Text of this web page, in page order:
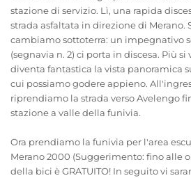
stazione di servizio. Lì, una rapida
strada asfaltata in direzione di Merano.
cambiamo sottoterra: un impegnativo
(segnavia n. 2) ci porta in discesa. Più si
diventa fantastica la vista panoramica
cui possiamo godere appieno.
riprendiamo la strada verso Avelengo
stazione a valle della funivia.
Ora prendiamo la funivia per l'area
Merano 2000 (Suggerimento: fino alle
della bici è GRATUITO! In seguito vi